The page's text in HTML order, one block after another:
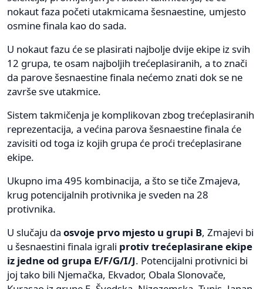
nokaut faza početi utakmicama šesnaestine, umjesto
osmine finala kao do sada.
U nokaut fazu će se plasirati najbolje dvije ekipe iz svih
12 grupa, te osam najboljih trećeplasiranih, a to znači
da parove šesnaestine finala nećemo znati dok se ne
završe sve utakmice.
Sistem takmičenja je komplikovan zbog trećeplasiranih
reprezentacija, a većina parova šesnaestine finala će
zavisiti od toga iz kojih grupa će proći trećeplasirane
ekipe.
Ukupno ima 495 kombinacija, a što se tiče Zmajeva,
krug potencijalnih protivnika je sveden na 28
protivnika.
U slučaju da osvoje prvo mjesto u grupi B, Zmajevi bi
u šesnaestini finala igrali protiv trećeplasirane ekipe
iz jedne od grupa E/F/G/I/J. Potencijalni protivnici bi
joj tako bili Njemačka, Ekvador, Obala Slonovače,